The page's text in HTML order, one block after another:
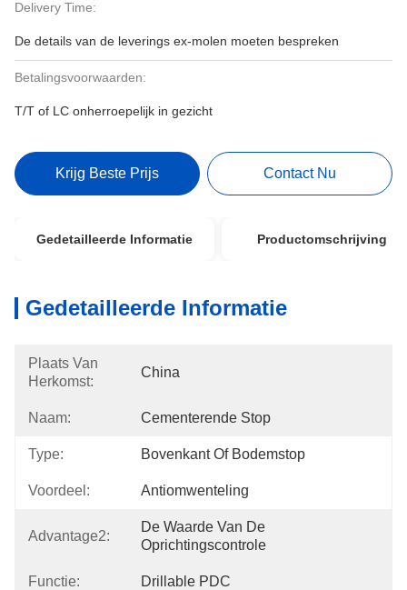
Delivery Time:
De details van de leverings ex-molen moeten bespreken
Betalingsvoorwaarden:
T/T of LC onherroepelijk in gezicht
Krijg Beste Prijs Contact Nu
Gedetailleerde Informatie Productomschrijving
Gedetailleerde Informatie
Plaats Van
Herkomst:
China
Naam: Cementerende Stop
Type: Bovenkant Of Bodemstop
Voordeel: Antiomwenteling
Advantage2:
De Waarde Van De
Oprichtingscontrole
Functie: Drillable PDC